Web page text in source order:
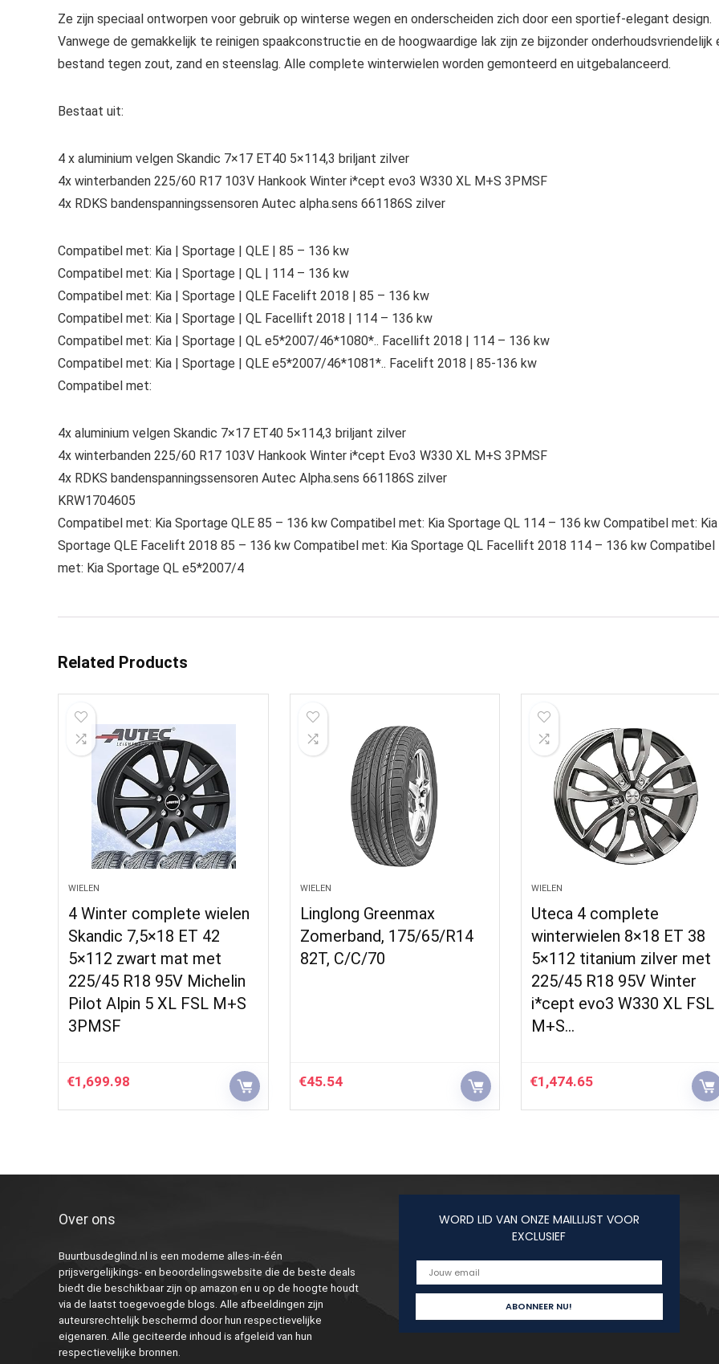
Ze zijn speciaal ontworpen voor gebruik op winterse wegen en onderscheiden zich door een sportief-elegant design.
Vanwege de gemakkelijk te reinigen spaakconstructie en de hoogwaardige lak zijn ze bijzonder onderhoudsvriendelijk
bestand tegen zout, zand en steenslag. Alle complete winterwielen worden gemonteerd en uitgebalanceerd.
Bestaat uit:
4 x aluminium velgen Skandic 7×17 ET40 5×114,3 briljant zilver
4x winterbanden 225/60 R17 103V Hankook Winter i*cept evo3 W330 XL M+S 3PMSF
4x RDKS bandenspanningssensoren Autec alpha.sens 661186S zilver
Compatibel met: Kia | Sportage | QLE | 85 – 136 kw
Compatibel met: Kia | Sportage | QL | 114 – 136 kw
Compatibel met: Kia | Sportage | QLE Facelift 2018 | 85 – 136 kw
Compatibel met: Kia | Sportage | QL Facellift 2018 | 114 – 136 kw
Compatibel met: Kia | Sportage | QL e5*2007/46*1080*.. Facellift 2018 | 114 – 136 kw
Compatibel met: Kia | Sportage | QLE e5*2007/46*1081*.. Facelift 2018 | 85-136 kw
Compatibel met:
4x aluminium velgen Skandic 7×17 ET40 5×114,3 briljant zilver
4x winterbanden 225/60 R17 103V Hankook Winter i*cept Evo3 W330 XL M+S 3PMSF
4x RDKS bandenspanningssensoren Autec Alpha.sens 661186S zilver
KRW1704605
Compatibel met: Kia Sportage QLE 85 – 136 kw Compatibel met: Kia Sportage QL 114 – 136 kw Compatibel met: Kia
Sportage QLE Facelift 2018 85 – 136 kw Compatibel met: Kia Sportage QL Facellift 2018 114 – 136 kw Compatibel
met: Kia Sportage QL e5*2007/4
Related Products
WIELEN
4 Winter complete wielen
Skandic 7,5×18 ET 42
5×112 zwart mat met
225/45 R18 95V Michelin
Pilot Alpin 5 XL FSL M+S
3PMSF
€1,699.98
WIELEN
Linglong Greenmax
Zomerband, 175/65/R14
82T, C/C/70
€45.54
WIELEN
Uteca 4 complete
winterwielen 8×18 ET 38
5×112 titanium zilver met
225/45 R18 95V Winter
i*cept evo3 W330 XL FSL
M+S…
€1,474.65
Over ons
Buurtbusdeglind.nl is een moderne alles-in-één
prijsvergelijkings- en beoordelingswebsite die de beste deals
biedt die beschikbaar zijn op amazon en u op de hoogte houdt
via de laatst toegevoegde blogs. Alle afbeeldingen zijn
auteursrechtelijk beschermd door hun respectievelijke
eigenaren. Alle geciteerde inhoud is afgeleid van hun
respectievelijke bronnen.
WORD LID VAN ONZE MAILLIJST VOOR
EXCLUSIEF